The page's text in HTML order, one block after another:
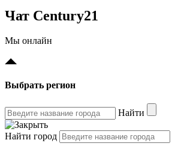
Чат Century21
Мы онлайн
Выбрать регион
Найти
Найти город